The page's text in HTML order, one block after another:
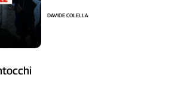
DAVIDE COLELLA